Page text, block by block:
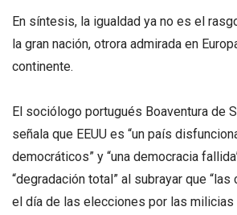
En síntesis, la igualdad ya no es el
la gran nación, otrora admirada en
continente.
El sociólogo portugués Boaventura de
señala que EEUU es “un país
democráticos” y “una democracia
“degradación total” al subrayar que
el día de las elecciones por las milicias